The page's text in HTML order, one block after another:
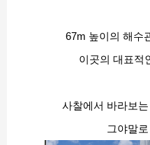
67m 높이의 해수
이곳의 대표적
사찰에서 바라보
그야말